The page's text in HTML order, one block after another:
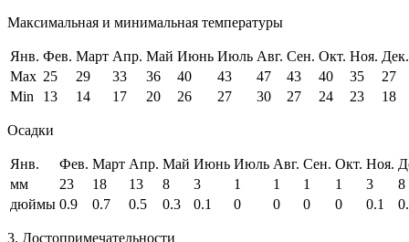
Максимальная и минимальная температуры
Янв. Фев. Март Апр. Май Июнь Июль Авг. Сен. Окт. Ноя. Дек.
Max 25 29 33 36 40 43 47 43 40 35
27
Min
13 14 17 20 26 27 30 27 24 23 18
Осадки
Янв. Фев. Март Апр. Май Июнь Июль Авг. Сен. Окт. Ноя.
мм
23 18 13 8 3 1 1 1 1 3
8
дюймы 0.9 0.7 0.5 0.3 0.1 0 0 0 0 0.1
3. Достопримечательности